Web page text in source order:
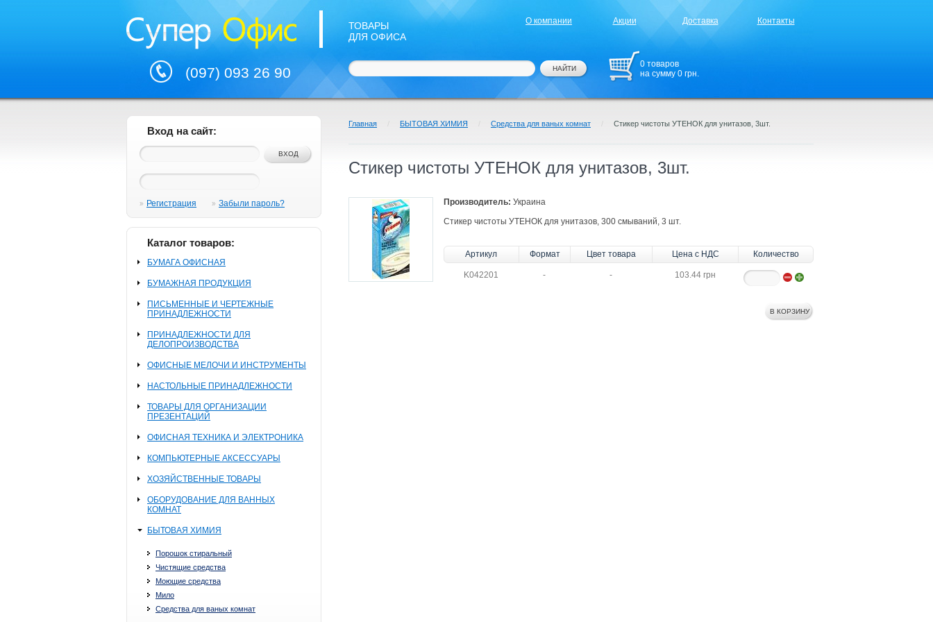
(097) 093 26 90
ТОВАРЫ
ДЛЯ ОФИСА
0 товаров
на сумму 0 грн.
Контакты
Доставка
Акции
О компании
Вход на сайт:
Регистрация Забыли пароль?
Каталог товаров:
БУМАГА ОФИСНАЯ
БУМАЖНАЯ ПРОДУКЦИЯ
ПИСЬМЕННЫЕ И ЧЕРТЕЖНЫЕ
ПРИНАДЛЕЖНОСТИ
ПРИНАДЛЕЖНОСТИ ДЛЯ
ДЕЛОПРОИЗВОДСТВА
ОФИСНЫЕ МЕЛОЧИ И ИНСТРУМЕНТЫ
НАСТОЛЬНЫЕ ПРИНАДЛЕЖНОСТИ
ТОВАРЫ ДЛЯ ОРГАНИЗАЦИИ
ПРЕЗЕНТАЦИЙ
ОФИСНАЯ ТЕХНИКА И ЭЛЕКТРОНИКА
КОМПЬЮТЕРНЫЕ АКСЕССУАРЫ
ХОЗЯЙСТВЕННЫЕ ТОВАРЫ
ОБОРУДОВАНИЕ ДЛЯ ВАННЫХ
КОМНАТ
БЫТОВАЯ ХИМИЯ
Порошок стиральный
Чистящие средства
Моющие средства
Мило
Средства для ваных комнат
Главная / БЫТОВАЯ ХИМИЯ Средства для ваных комнат / Стикер чистоты УТЕНОК для унитазов, 3шт.
Стикер чистоты УТЕНОК для унитазов, 3шт.
Производитель: Украина
Стикер чистоты УТЕНОК для унитазов, 300 смываний, 3 шт.
Артикул Формат Цвет товара Цена с НДС Количество
K042201 - - 103.44 грн